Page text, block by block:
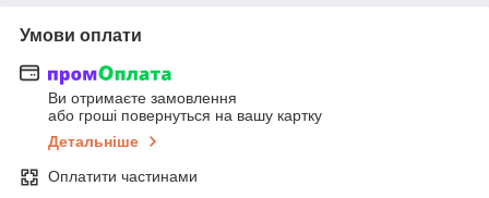
Умови оплати
Ви отримаєте замовлення
або гроші повернуться на вашу картку
Детальніше
Оплатити частинами